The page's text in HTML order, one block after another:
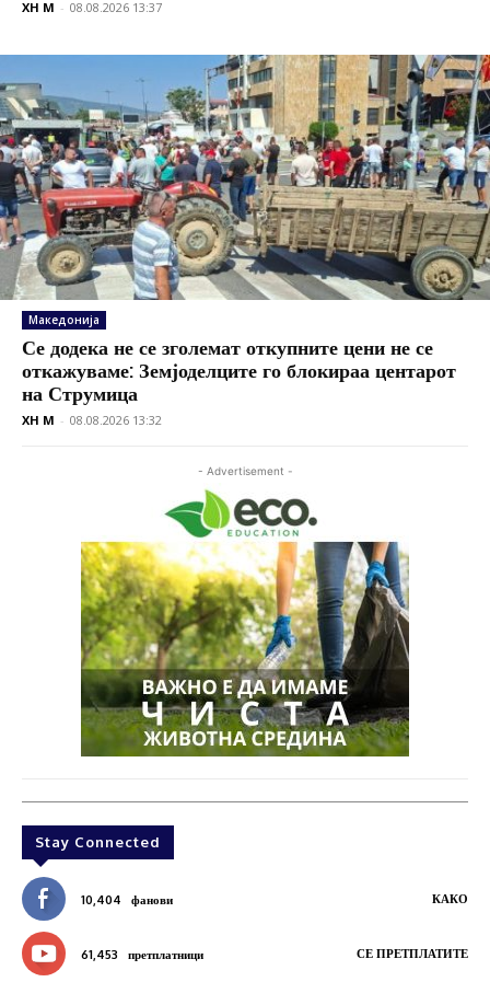
XH M - 08.08.2026 13:37
Македонија
Се додека не се зголемат откупните цени не се
откажуваме: Земјоделците го блокираа центарот
на Струмица
XH M - 08.08.2026 13:32
- Advertisement -
Stay Connected
10,404 фанови КАКО
61,453 претплатници СЕ ПРЕТПЛАТИТЕ